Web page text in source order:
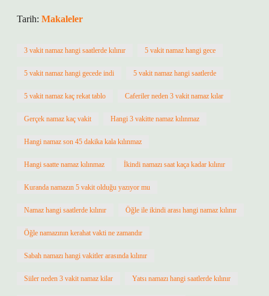
Tarih: Makaleler
3 vakit namaz hangi saatlerde kılınır 5 vakit namaz hangi gece
5 vakit namaz hangi gecede indi 5 vakit namaz hangi saatlerde
5 vakit namaz kaç rekat tablo Caferiler neden 3 vakit namaz kılar
Gerçek namaz kaç vakit Hangi 3 vakitte namaz kılınmaz
Hangi namaz son 45 dakika kala kılınmaz
Hangi saatte namaz kılınmaz İkindi namazı saat kaça kadar kılınır
Kuranda namazın 5 vakit olduğu yazıyor mu
Namaz hangi saatlerde kılınır Öğle ile ikindi arası hangi namaz kılınır
Öğle namazının kerahat vakti ne zamandır
Sabah namazı hangi vakitler arasında kılınır
Siiler neden 3 vakit namaz kilar Yatsı namazı hangi saatlerde kılınır